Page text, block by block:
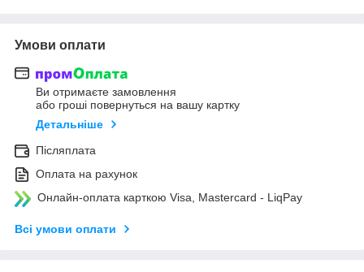
Умови оплати
Ви отримаєте замовлення
або гроші повернуться на вашу картку
Детальніше
Післяплата
Оплата на рахунок
Онлайн-оплата карткою Visa, Mastercard - LiqPay
Всі умови оплати